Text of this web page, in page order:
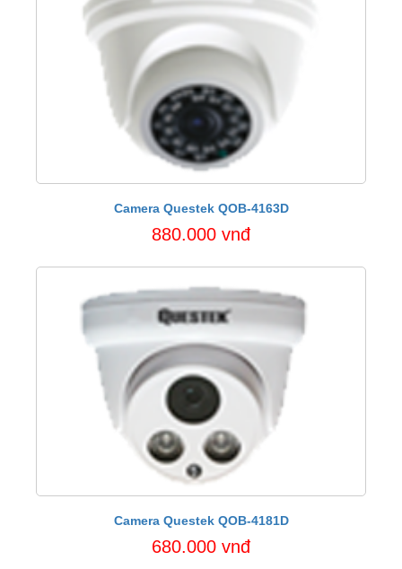
Camera Questek QOB-4163D
880.000 vnđ
Camera Questek QOB-4181D
680.000 vnđ